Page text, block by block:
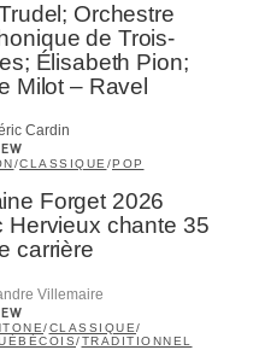
Orchestre
de Trois-
Élisabeth Pion;
Milot – Ravel
Cardin
/CLASSIQUE/POP
Forget 2026
Hervieux chante 35
carrière
Villemaire
/CLASSIQUE/
/TRADITIONNEL